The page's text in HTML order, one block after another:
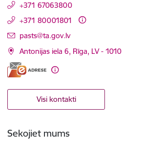
+371 67063800
+371 80001801
E-pasts:
pasts@ta.gov.lv
Antonijas iela 6, Rīga, LV - 1010
Visi kontakti
Sekojiet mums